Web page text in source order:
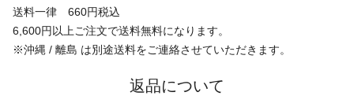
送料一律 660円税込
6,600円以上ご注文で送料無料になります。
※沖縄 / 離島 は別途送料をご連絡させていただきます。
返品について